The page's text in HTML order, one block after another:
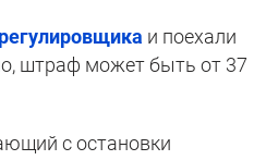
и поехали
штраф может быть от 37
с остановки